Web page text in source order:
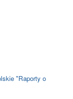
"Raporty o